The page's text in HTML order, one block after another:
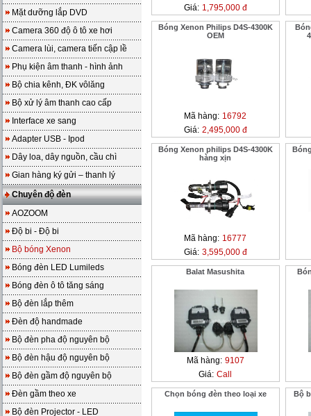
Mặt dưỡng lắp DVD
Camera 360 độ ô tô xe hơi
Camera lùi, camera tiến cập lề
Phụ kiện âm thanh - hình ảnh
Bộ chia kênh, ĐK vôlăng
Bộ xử lý âm thanh cao cấp
Interface xe sang
Adapter USB - Ipod
Dây loa, dây nguồn, cầu chì
Gian hàng ký gửi – thanh lý
Chuyên độ đèn
AOZOOM
Độ bi - Độ bi
Bộ bóng Xenon
Bóng đèn LED Lumileds
Bóng đèn ô tô tăng sáng
Bộ đèn lắp thêm
Đèn độ handmade
Bộ đèn pha độ nguyên bộ
Bộ đèn hậu độ nguyên bộ
Bộ đèn gầm độ nguyên bộ
Đèn gầm theo xe
Bộ đèn Projector - LED
Giá: 1,795,000 đ
Bóng Xenon Philips D4S-4300K
OEM
Mã hàng: 16792
Giá: 2,495,000 đ
Bóng Xenon philips D4S-4300K
hàng xịn
Mã hàng: 16777
Giá: 3,595,000 đ
Balat Masushita
Mã hàng: 9107
Giá: Call
Chọn bóng đèn theo loại xe Bộ